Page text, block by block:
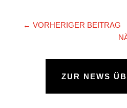
← VORHERIGER BEITRAG
ZUR NEWS